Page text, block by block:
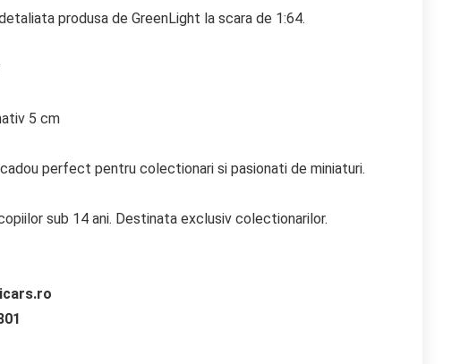
produsa de GreenLight la scara de 1:64.
5 cm
perfect pentru colectionari si pasionati de miniaturi.
sub 14 ani. Destinata exclusiv colectionarilor.